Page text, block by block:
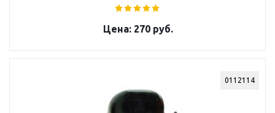
270 руб.
0112114